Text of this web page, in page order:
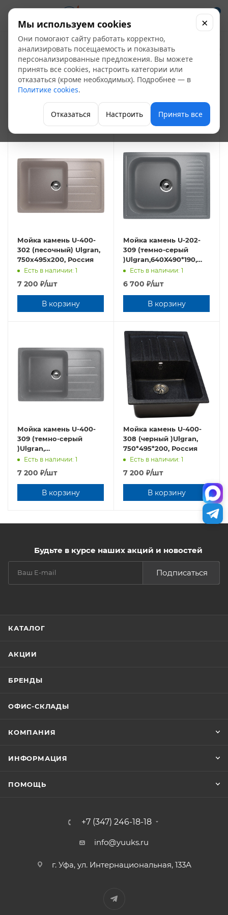
0
Врезные кварцевые
мойки
4
Раковины и кухонные мойки
ФИЛЬТР
Мойка камень U-400-
302 (песочный) Ulgran,
750х495х200, Россия
Есть в наличии: 1
7 200 ₽/шт
В корзину
Мойка камень U-202-
309 (темно-серый
)Ulgran,640Х490*190,
Россия
Есть в наличии: 1
6 700 ₽/шт
В корзину
Мойка камень U-400-
309 (темно-серый
)Ulgran,
750х495х190,Россия
Есть в наличии: 1
7 200 ₽/шт
В корзину
Мойка камень U-400-
308 (черный )Ulgran,
750*495*200, Россия
Есть в наличии: 1
7 200 ₽/шт
В корзину
Будьте в курсе наших акций и новостей
Подписаться
КАТАЛОГ
АКЦИИ
БРЕНДЫ
ОФИС-СКЛАДЫ
КОМПАНИЯ
ИНФОРМАЦИЯ
ПОМОЩЬ
+7 (347) 246-18-18
info@yuuks.ru
г. Уфа, ул. Интернациональная, 133А
Мы используем cookies
Они помогают сайту работать корректно,
анализировать посещаемость и показывать
персонализированные предложения. Вы можете
принять все cookies, настроить категории или
отказаться (кроме необходимых). Подробнее — в
Политике cookies.
Отказаться Настроить Принять все
×